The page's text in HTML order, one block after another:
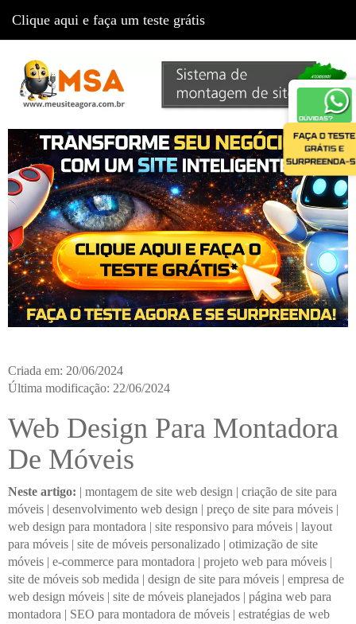
Criada em: 20/06/2024
Última modificação: 22/06/2024
Web Design Para Montadora
De Móveis
Neste artigo: | montagem de site web design | criação de site para
móveis | desenvolvimento web design | preço de site para móveis |
web design para montadora | site responsivo para móveis | layout
para móveis | site de móveis personalizado | otimização de site
móveis | e-commerce para montadora | projeto web para móveis |
site de móveis sob medida | design de site para móveis | empresa de
web design móveis | site de móveis planejados | página web para
montadora | SEO para montadora de móveis | estratégias de web
Clique aqui e faça um teste grátis